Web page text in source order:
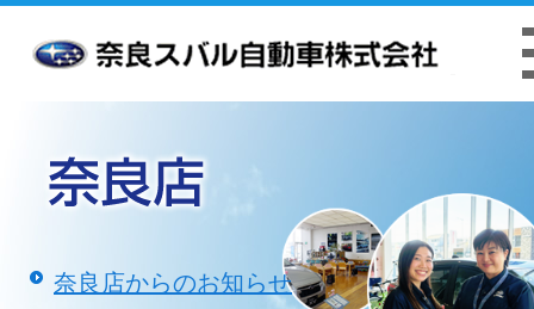
お客様本位の業務運営方針 クッキーポリシ
奈良店からのお知らせ